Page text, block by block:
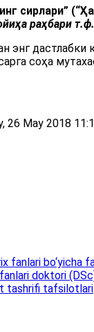
сирлари”
раҳбари
энг
соҳа
26 May 2018
fanlari
doktori
tashrifi tafsilotlari